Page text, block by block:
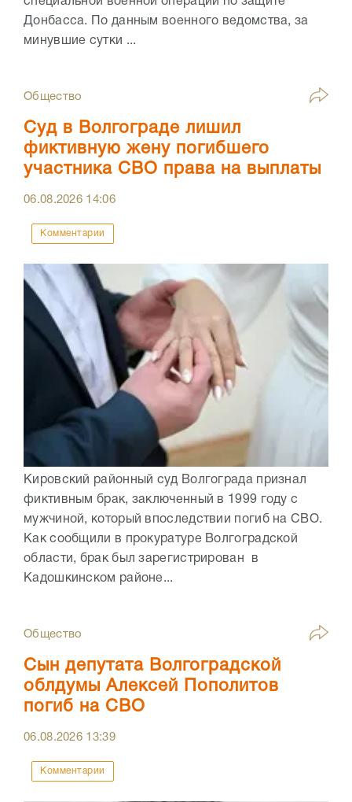
Донбасса. По данным военного ведомства, за
минувшие сутки ...
Общество
Суд в Волгограде лишил
фиктивную жену погибшего
участника СВО права на выплаты
06.08.2026 14:06
Комментарии
Кировский районный суд Волгограда признал
фиктивным брак, заключенный в 1999 году с
мужчиной, который впоследствии погиб на СВО.
Как сообщили в прокуратуре Волгоградской
области, брак был зарегистрирован в
Кадошкинском районе...
Общество
Сын депутата Волгоградской
облдумы Алексей Пополитов
погиб на СВО
06.08.2026 13:39
Комментарии